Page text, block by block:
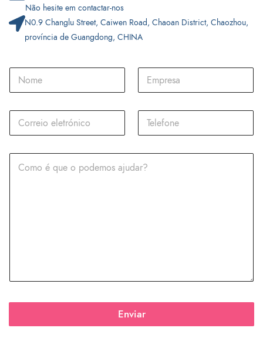
Não hesite em contactar-nos
N0.9 Changlu Street, Caiwen Road, Chaoan District, Chaozhou,
província de Guangdong, CHINA
Enviar